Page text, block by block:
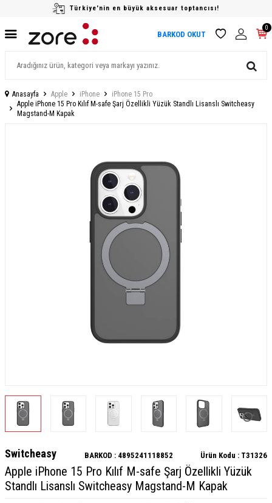
Türkiye'nin en büyük aksesuar toptancısı!
BARKOD OKUT
0
Anasayfa Apple iPhone
iPhone 15 Pro
Apple iPhone 15 Pro Kılıf M-safe Şarj Özellikli Yüzük Standlı Lisanslı Switcheasy
Magstand-M Kapak
Switcheasy BARKOD : 4895241118852 Ürün Kodu : T31326
Apple iPhone 15 Pro Kılıf M-safe Şarj Özellikli Yüzük
Standlı Lisanslı Switcheasy Magstand-M Kapak